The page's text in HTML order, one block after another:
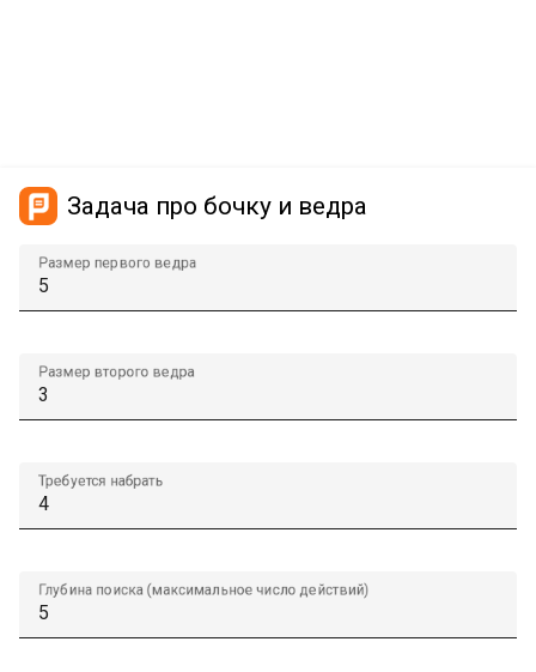
Задача про бочку и ведра
Размер первого ведра
Размер второго ведра
Требуется набрать
Глубина поиска (максимальное число действий)